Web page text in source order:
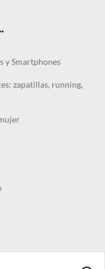
y Smartphones
zapatillas, running,